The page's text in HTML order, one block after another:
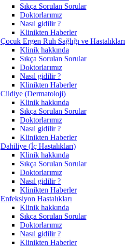
Sıkça Sorulan Sorular
Doktorlarımız
Nasıl gidilir ?
Klinikten Haberler
Çocuk Ergen Ruh Sağlığı ve Hastalıkları
Klinik hakkında
Sıkça Sorulan Sorular
Doktorlarımız
Nasıl gidilir ?
Klinikten Haberler
Cildiye (Dermatoloji)
Klinik hakkında
Sıkça Sorulan Sorular
Doktorlarımız
Nasıl gidilir ?
Klinikten Haberler
Dahiliye (İç Hastalıkları)
Klinik hakkında
Sıkça Sorulan Sorular
Doktorlarımız
Nasıl gidilir ?
Klinikten Haberler
Enfeksiyon Hastalıkları
Klinik hakkında
Sıkça Sorulan Sorular
Doktorlarımız
Nasıl gidilir ?
Klinikten Haberler